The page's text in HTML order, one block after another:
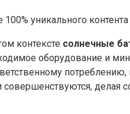
уникального
контексте солнечные
оборудование и